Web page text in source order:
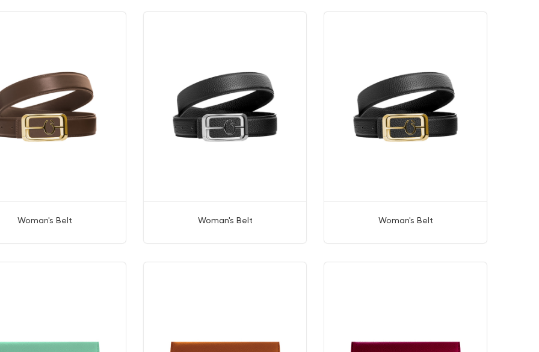
Woman's Belt Woman's Belt Woman's Belt